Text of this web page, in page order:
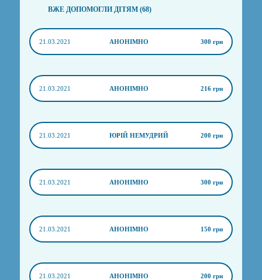
ВЖЕ ДОПОМОГЛИ ДІТЯМ (68)
21.03.2021 АНОНІМНО 300 грн
21.03.2021 АНОНІМНО 216 грн
21.03.2021 ЮРІЙ НЕМУДРИЙ 200 грн
21.03.2021 АНОНІМНО 300 грн
21.03.2021 АНОНІМНО 150 грн
21.03.2021 АНОНІМНО 200 грн